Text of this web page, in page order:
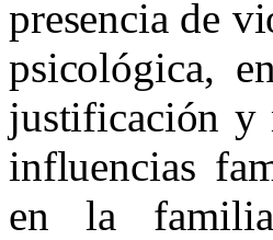
presencia de
psicológica,
justificación y
influencias
en la